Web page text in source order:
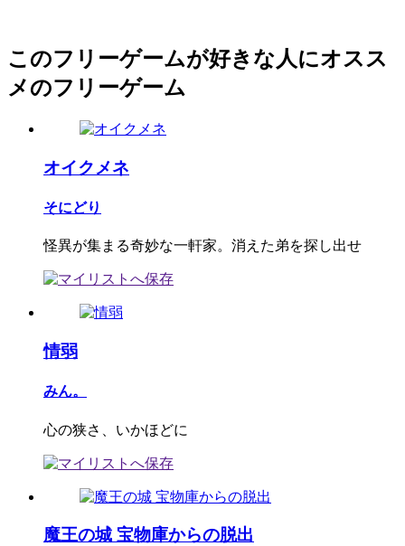
このフリーゲームが好きな人にオスス
メのフリーゲーム
オイクメネ
そにどり
怪異が集まる奇妙な一軒家。消えた弟を探し出せ
情弱
みん。
心の狭さ、いかほどに
魔王の城 宝物庫からの脱出